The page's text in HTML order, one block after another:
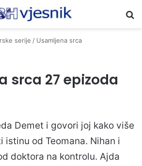
serije / Usamljena srca
srca 27 epizoda
Demet i govori joj kako više
istinu od Teomana. Nihan i
doktora na kontrolu. Ajda